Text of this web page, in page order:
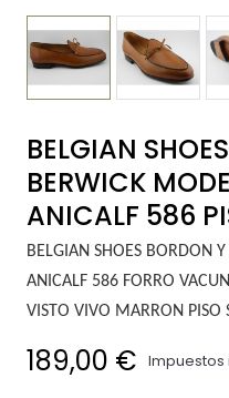
BELGIAN
BERWICK
ANICALF 586
BELGIAN SHOES BORDON
ANICALF 586 FORRO
VISTO VIVO MARRON PISO
189,00 € Impuestos